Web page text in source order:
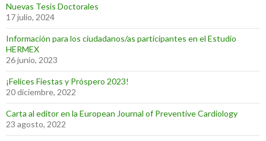
Nuevas Tesis Doctorales
17 julio, 2024
Información para los ciudadanos/as participantes en el Estudio
HERMEX
26 junio, 2023
¡Felices Fiestas y Próspero 2023!
20 diciembre, 2022
Carta al editor en la European Journal of Preventive Cardiology
23 agosto, 2022